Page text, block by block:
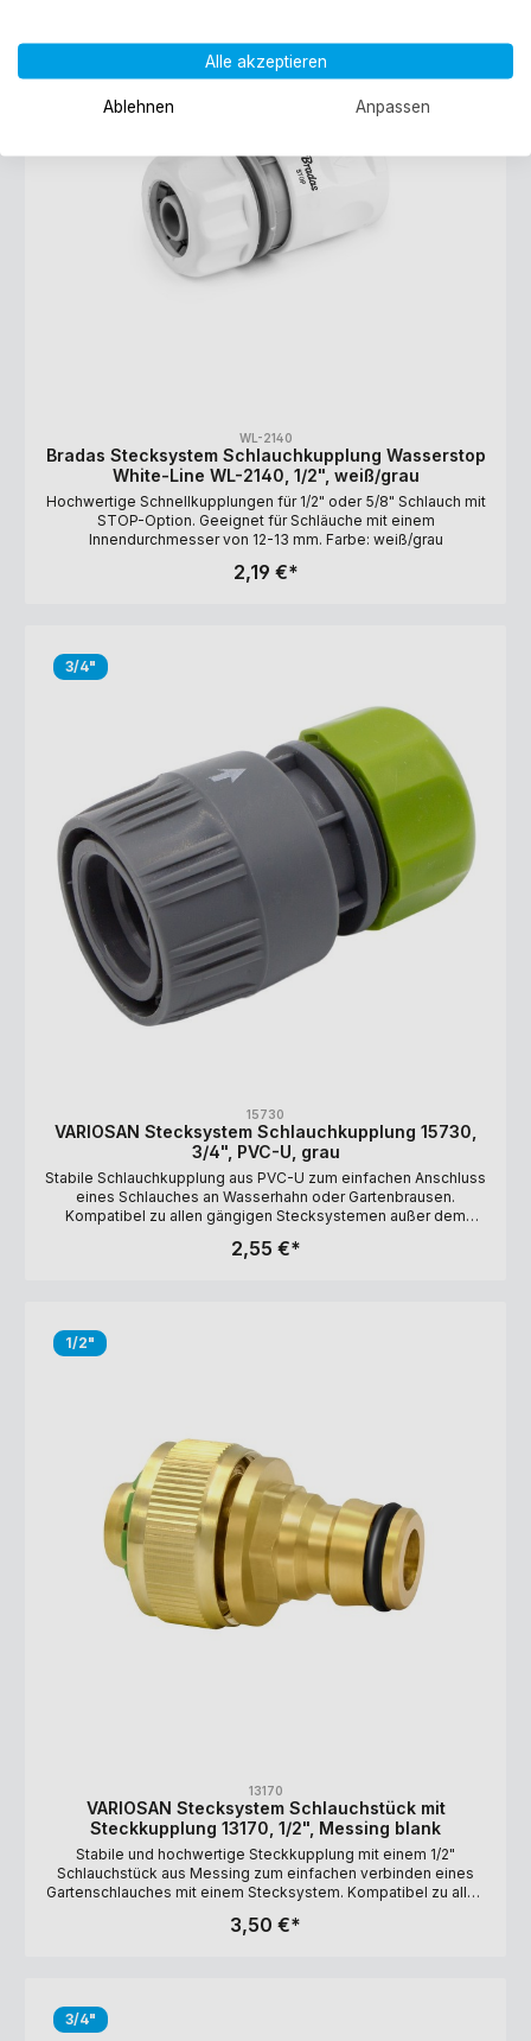
WL-2140
Bradas Stecksystem Schlauchkupplung Wasserstop
White-Line WL-2140, 1/2", weiß/grau
Hochwertige Schnellkupplungen für 1/2" oder 5/8" Schlauch mit
STOP-Option. Geeignet für Schläuche mit einem
Innendurchmesser von 12-13 mm. Farbe: weiß/grau
2,19 €*
3/4"
15730
VARIOSAN Stecksystem Schlauchkupplung 15730,
3/4", PVC-U, grau
Stabile Schlauchkupplung aus PVC-U zum einfachen Anschluss
eines Schlauches an Wasserhahn oder Gartenbrausen.
Kompatibel zu allen gängigen Stecksystemen außer dem
Beständigkeit. Ausführung: 3/4" (15-19 mm)
des Gardena-Stecksystems kommt es aber zu
einer Reduzierung des Durchflusses auf maximal 9 mm. Ist
2,55 €*
1/2"
13170
VARIOSAN Stecksystem Schlauchstück mit
Steckkupplung 13170, 1/2", Messing blank
Stabile und hochwertige Steckkupplung mit einem 1/2"
Schlauchstück aus Messing zum einfachen verbinden eines
Gartenschlauches mit einem Stecksystem. Kompatibel zu allen
Beständigkeit. Ausführung: 1/2" (Schlauchdurchmesser: 12-15
3,50 €*
3/4"
Alle akzeptieren
Ablehnen Anpassen